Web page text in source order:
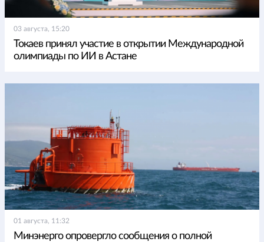
03 августа, 15:20
Токаев принял участие в открытии Международной
олимпиады по ИИ в Астане
01 августа, 11:32
Минэнерго опровергло сообщения о полной